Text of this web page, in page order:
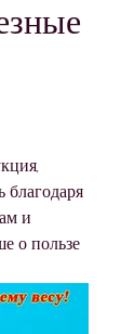
благодаря
и
о пользе